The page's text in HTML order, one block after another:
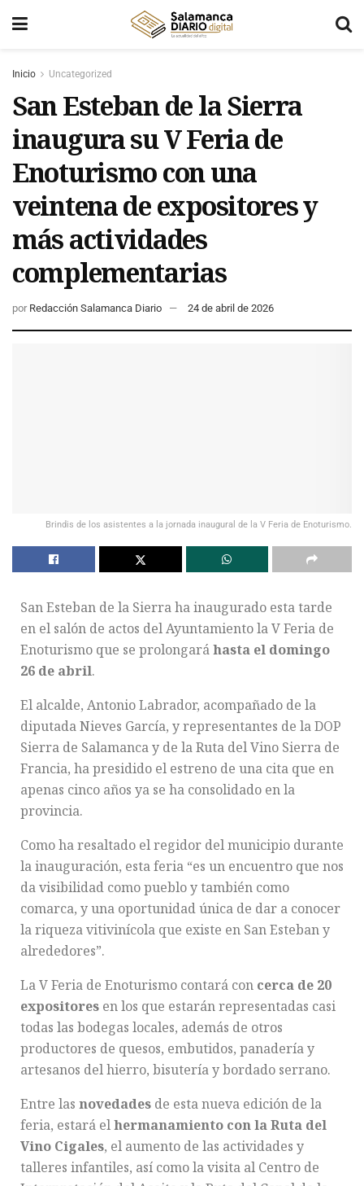
Inicio Uncategorized
San Esteban de la Sierra
inaugura su V Feria de
Enoturismo con una
veintena de expositores y
más actividades
complementarias
por Redacción Salamanca Diario 24 de abril de 2026
Brindis de los asistentes a la jornada inaugural de la V Feria de Enoturismo.
San Esteban de la Sierra ha inaugurado esta tarde
en el salón de actos del Ayuntamiento la V Feria de
Enoturismo que se prolongaráhasta el domingo
26 de abril.
El alcalde, Antonio Labrador, acompañado de la
diputada Nieves García, y representantes de la DOP
Sierra de Salamanca y de la Ruta del Vino Sierra de
Francia, ha presidido el estreno de una cita que en
apenas cinco años ya se ha consolidado en la
provincia.
Como ha resaltado el regidor del municipio durante
la inauguración, esta feria “es un encuentro que nos
da visibilidad como pueblo y también como
comarca, y una oportunidad única de dar a conocer
la riqueza vitivinícola que existe en San Esteban y
alrededores”.
La V Feria de Enoturismo contará con cerca de 20
expositores en los que estarán representadas casi
todas las bodegas locales, además de otros
productores de quesos, embutidos, panadería y
artesanos del hierro, bisutería y bordado serrano.
Entre las novedades de esta nueva edición de la
feria, estará elhermanamiento con la Ruta del
Vino Cigales, el aumento de las actividades y
talleres infantiles, así como la visita al Centro de